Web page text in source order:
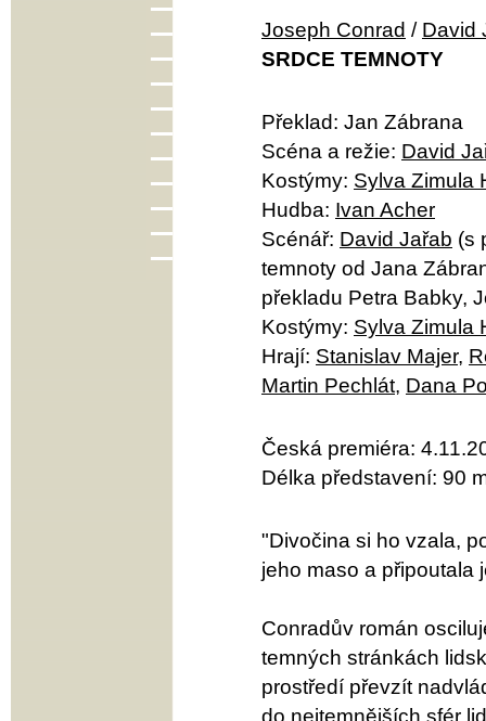
Joseph Conrad / David
SRDCE TEMNOTY
Překlad: Jan Zábrana
Scéna a režie: David
Kostýmy: Sylva Zimula
Hudba: Ivan Acher
Scénář: David Jařab (s
temnoty od Jana
překladu Petra Babky,
Kostýmy: Sylva Zimula
Hrají: Stanislav Majer,
Martin Pechlát, Dana
Česká premiéra:
Délka představení: 90
"Divočina si ho vzala,
jeho maso a připoutala
Conradův román
temných stránkách
prostředí převzít
do nejtemnějších sfér